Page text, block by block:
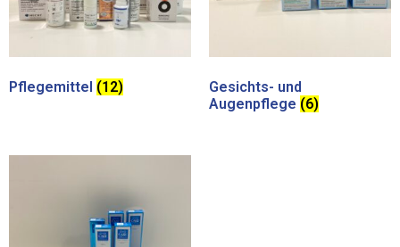
Pflegemittel (12)
Gesichts- und
Augenpflege (6)